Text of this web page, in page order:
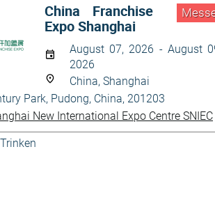
China Franchise
Expo Shanghai
August 07, 2026 - August
2026
China, Shanghai
Park, Pudong, China, 201203
New International Expo Centre SNIEC